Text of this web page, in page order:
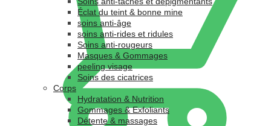
Éclat du teint & bonne mine
soins anti-âge
soins anti-rides et ridules
Soins anti-rougeurs
Masques & Gommages
peeling visage
Soins des cicatrices
Corps
Hydratation & Nutrition
Gommages & Exfoliants
Détente & massages